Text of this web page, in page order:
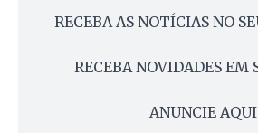
RECEBA AS NOTÍCIAS NO
RECEBA NOVIDADES EM
ANUNCIE AQUI